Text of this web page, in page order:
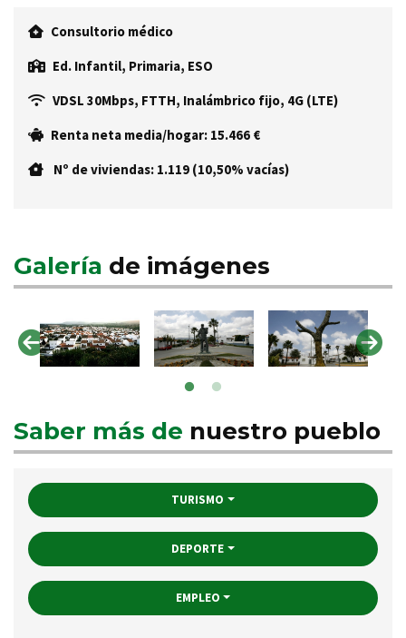
Consultorio médico
Ed. Infantil, Primaria, ESO
VDSL 30Mbps, FTTH, Inalámbrico fijo, 4G (LTE)
Renta neta media/hogar: 15.466 €
Nº de viviendas: 1.119 (10,50% vacías)
Galería de imágenes
Saber más de nuestro pueblo
TURISMO
DEPORTE
EMPLEO